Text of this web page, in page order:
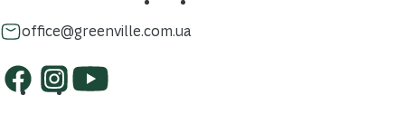
office@greenville.com.ua